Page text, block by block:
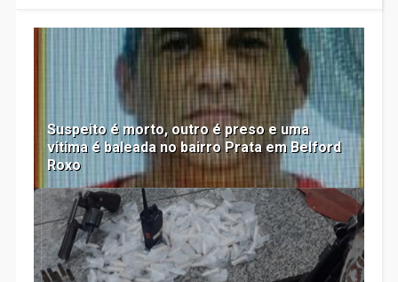
Suspeito é morto, outro é preso e uma
vitima é baleada no bairro Prata em Belford
Roxo